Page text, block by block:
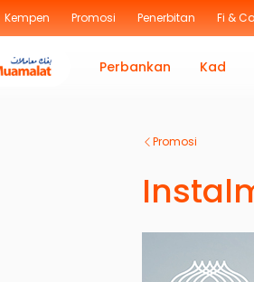
Kempen Promosi Penerbitan Fi &
Perbankan Kad
Promosi